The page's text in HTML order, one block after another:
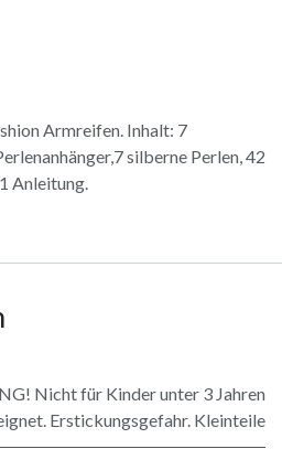
Armreifen. Inhalt: 7
silberne Perlen, 42
Anleitung.
Nicht für Kinder unter 3 Jahren
Erstickungsgefahr. Kleinteile